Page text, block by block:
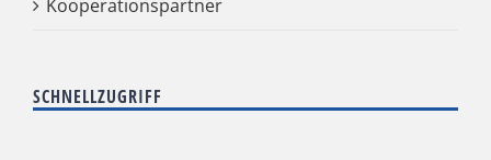
Kooperationspartner
SCHNELLZUGRIFF